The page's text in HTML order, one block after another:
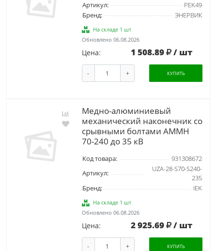
Артикул:
PEK49
Бренд:
ЭНЕРВИК
На складе 1 шт
Обновлено 06.08.2026
Цена: 1 508.89 / шт
- + КУПИТЬ
Медно-алюминиевый
механический наконечник со
срывными болтами АММН
70-240 до 35 кВ
Код товара:
931308672
Артикул:
UZA-28-S70-S240-
235
Бренд:
IEK
На складе 1 шт
Обновлено 06.08.2026
Цена: 2 925.69 / шт
- + КУПИТЬ